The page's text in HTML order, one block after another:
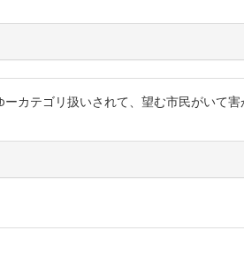
カテゴリ扱いされて、望む市民がいて害